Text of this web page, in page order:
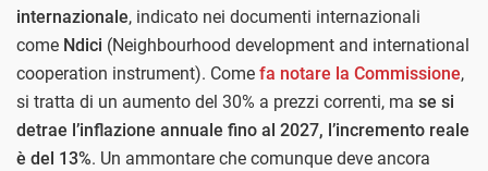
internazionale, indicato nei documenti internazionali
come Ndici (Neighbourhood development and international
cooperation instrument). Come fa notare la Commissione,
si tratta di un aumento del 30% a prezzi correnti, ma se si
detrae l’inflazione annuale fino al 2027, l’incremento reale
è del 13%. Un ammontare che comunque deve ancora